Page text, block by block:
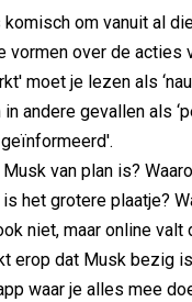
om vanuit al
vormen over de acties
moet je lezen als
in andere gevallen als
van plan is?
het grotere plaatje?
niet, maar online
erop dat Musk bezig
waar je alles mee